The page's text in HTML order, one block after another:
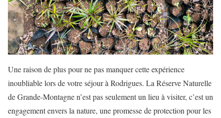
Une raison de plus pour ne pas manquer cette expérience
inoubliable lors de votre séjour à Rodrigues. La Réserve Naturelle
de Grande-Montagne n’est pas seulement un lieu à visiter, c’est un
engagement envers la nature, une promesse de protection pour les